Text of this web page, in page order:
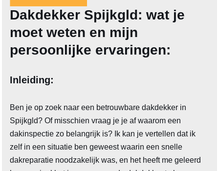
Dakdekker Spijkgld: wat je
moet weten en mijn
persoonlijke ervaringen:
Inleiding:
Ben je op zoek naar een betrouwbare dakdekker in
Spijkgld? Of misschien vraag je je af waarom een
dakinspectie zo belangrijk is? Ik kan je vertellen dat ik
zelf in een situatie ben geweest waarin een snelle
dakreparatie noodzakelijk was, en het heeft me geleerd